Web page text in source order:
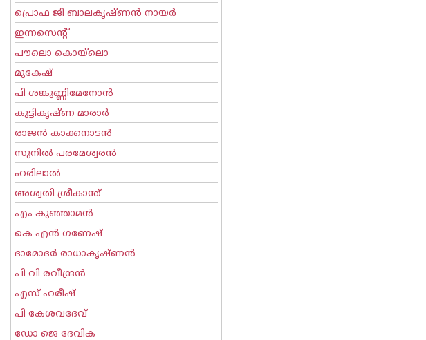
പ്രൊഫ ജി ബാലകൃഷ്ണന്‍ നായര്‍
ഇന്നസെന്റ്‌
പൗലൊ കൊയ്ലൊ
മുകേഷ്
പി ശങ്കുണ്ണിമേനോന്‍
കുട്ടികൃഷ്ണ മാരാര്‍
രാജന്‍ കാക്കനാടന്‍
സുനില്‍ പരമേശ്വരന്‍
ഹരിലാല്‍
അശ്വതി ശ്രീകാന്ത്
എം കുഞ്ഞാമന്‍
കെ എന്‍ ഗണേഷ്
ദാമോദർ രാധാകൃഷ്ണൻ
പി വി രവീന്ദ്രന്‍
എസ് ഹരീഷ്
പി കേശവദേവ്‌
ഡോ ജെ ദേവിക